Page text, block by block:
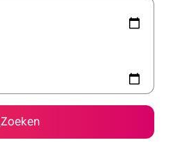
Zoeken